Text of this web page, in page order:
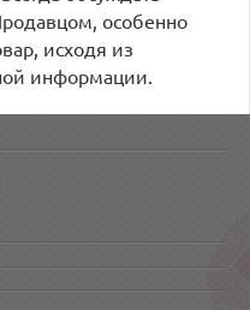
особенно
исходя из
информации.